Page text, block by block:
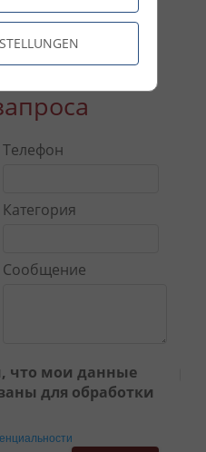
Телефон
Категория
Сообщение
что мои данные
для обработки